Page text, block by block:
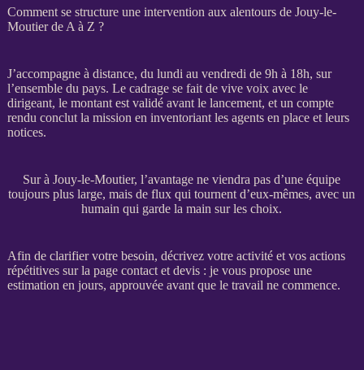
Comment se structure une intervention aux alentours de Jouy-le-
Moutier de A à Z ?
J’accompagne à distance, du lundi au vendredi de 9h à 18h, sur
l’ensemble du pays. Le cadragese fait de vive voix avec le
dirigeant, le montant est validé avant le lancement, et un compte
rendu conclut la mission en inventoriant les agentsen place et leurs
notices.
Sur à Jouy-le-Moutier, l’avantage ne viendra pas d’une équipe
toujours plus large, mais de flux qui tournent d’eux-mêmes, avec un
humain qui garde la main sur les choix.
Afin de clarifier votre besoin, décrivez votre activité et vos actions
répétitives sur la page contact et devis: je vous propose une
estimation en jours, approuvée avant que le travail ne commence.